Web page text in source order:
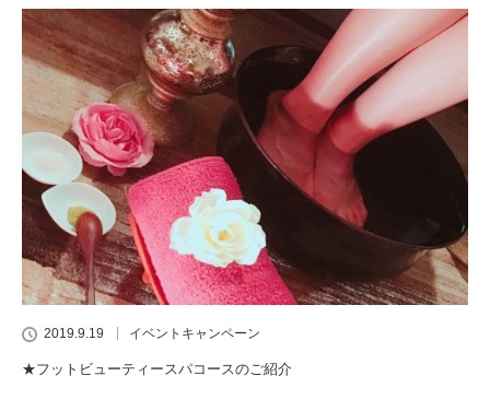
2019.9.19 イベントキャンペーン
★フットビューティースパコースのご紹介